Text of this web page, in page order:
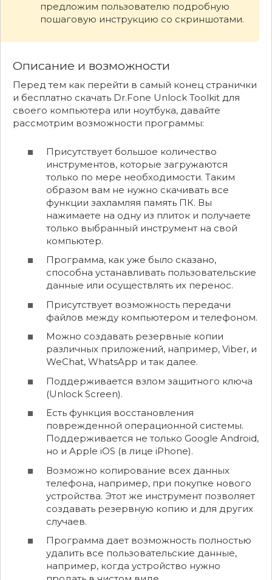
предложим пользователю подробную
пошаговую инструкцию со скриншотами.
Описание и возможности
Перед тем как перейти в самый конец странички
и бесплатно скачать Dr.Fone Unlock Toolkit для
своего компьютера или ноутбука, давайте
рассмотрим возможности программы:
Присутствует большое количество
инструментов, которые загружаются
только по мере необходимости. Таким
образом вам не нужно скачивать все
функции захламляя память ПК. Вы
нажимаете на одну из плиток и получаете
только выбранный инструмент на свой
компьютер.
Программа, как уже было сказано,
способна устанавливать пользовательские
данные или осуществлять их перенос.
Присутствует возможность передачи
файлов между компьютером и телефоном.
Можно создавать резервные копии
различных приложений, например, Viber, и
WeChat, WhatsApp и так далее.
Поддерживается взлом защитного ключа
(Unlock Screen).
Есть функция восстановления
поврежденной операционной системы.
Поддерживается не только Google Android,
но и Apple iOS (в лице iPhone).
Возможно копирование всех данных
телефона, например, при покупке нового
устройства. Этот же инструмент позволяет
создавать резервную копию и для других
случаев.
Программа дает возможность полностью
удалить все пользовательские данные,
например, когда устройство нужно